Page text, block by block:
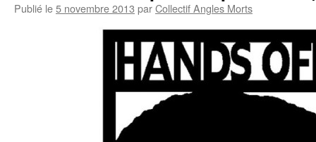
Publié le5 novembre 2013 parCollectif Angles Morts